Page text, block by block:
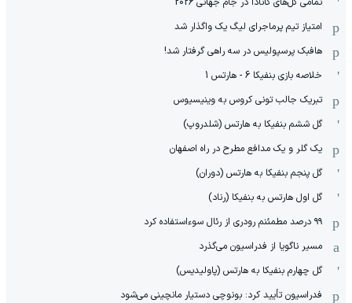
امتیاز تیم پرماجرای لیگ یک واگذار شد
هافبک پرسپولیس در سه راهی گرفتار شد!
خلاصه بازی بنفیکا 6 - هارتس 1
تبریک جالب تونی کروس به وینیسیوس
گل ششم بنفیکا به هارتس (شلدروپ)
یک گلر و یک مدافع مطرح در راه اصفهان
گل پنجم بنفیکا به هارتس (دوران)
گل اول هارتس به بنفیکا (رناد)
۹۹ درصد مطمئنم رودری از رئال سوءاستفاده کرد
مسیر ناگویا از فدراسیون می‌گذرد
گل چهارم بنفیکا به هارتس (پاولیدیس)
فدراسیون تأیید کرد: بونوچی دستیار مانچینی می‌شود